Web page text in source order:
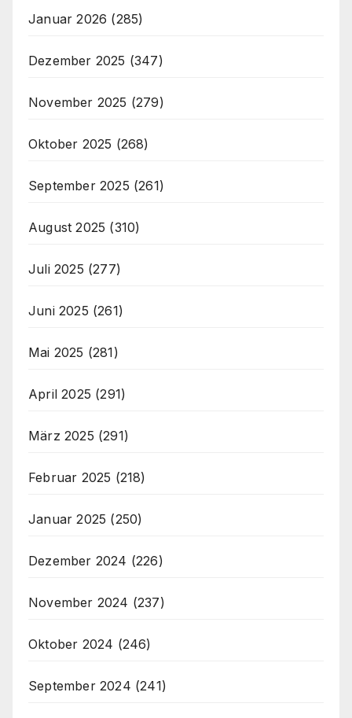
Januar 2026 (285)
Dezember 2025 (347)
November 2025 (279)
Oktober 2025 (268)
September 2025 (261)
August 2025 (310)
Juli 2025 (277)
Juni 2025 (261)
Mai 2025 (281)
April 2025 (291)
März 2025 (291)
Februar 2025 (218)
Januar 2025 (250)
Dezember 2024 (226)
November 2024 (237)
Oktober 2024 (246)
September 2024 (241)